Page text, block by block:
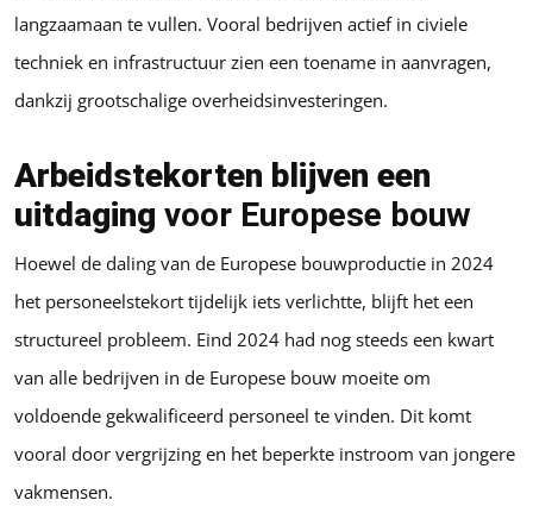
langzaamaan te vullen. Vooral bedrijven actief in civiele
techniek en infrastructuur zien een toename in aanvragen,
dankzij grootschalige overheidsinvesteringen.
Arbeidstekorten blijven een
uitdaging voor Europese bouw
Hoewel de daling van de Europese bouwproductie in 2024
het personeelstekort tijdelijk iets verlichtte, blijft het een
structureel probleem. Eind 2024 had nog steeds een kwart
van alle bedrijven in de Europese bouw moeite om
voldoende gekwalificeerd personeel te vinden. Dit komt
vooral door vergrijzing en het beperkte instroom van jongere
vakmensen.